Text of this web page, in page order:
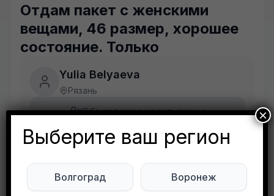
Отдам пакет с женскими
вещами, 46 размер, хорошее
состояние. Только
Yulia Belyaeva
Рязань
Объявление неактуально
Развернуть полностью
Отдам пакет с женскими вещами, 46 размер,
Выберите ваш регион
Волгоград Воронеж
×